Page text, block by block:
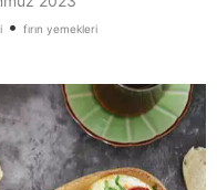
• fırın yemekleri